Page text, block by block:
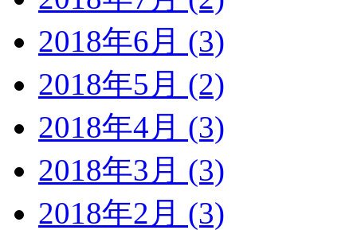
2018年6月 (3)
2018年5月 (2)
2018年4月 (3)
2018年3月 (3)
2018年2月 (3)